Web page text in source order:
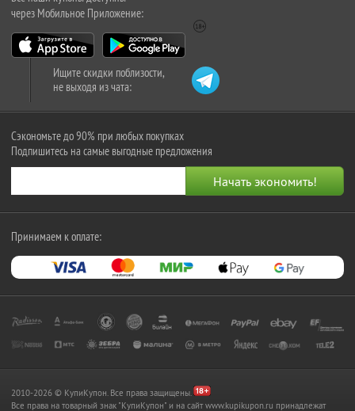
через Мобильное Приложение:
Ищите скидки поблизости,
не выходя из чата:
Сэкономьте до 90% при любых покупках
Подпишитесь на самые выгодные предложения
Принимаем к оплате:
2010-2026 © КупиКупон. Все права защищены.
Все права на товарный знак "КупиКупон" и на сайт www.kupikupon.ru принадлежат